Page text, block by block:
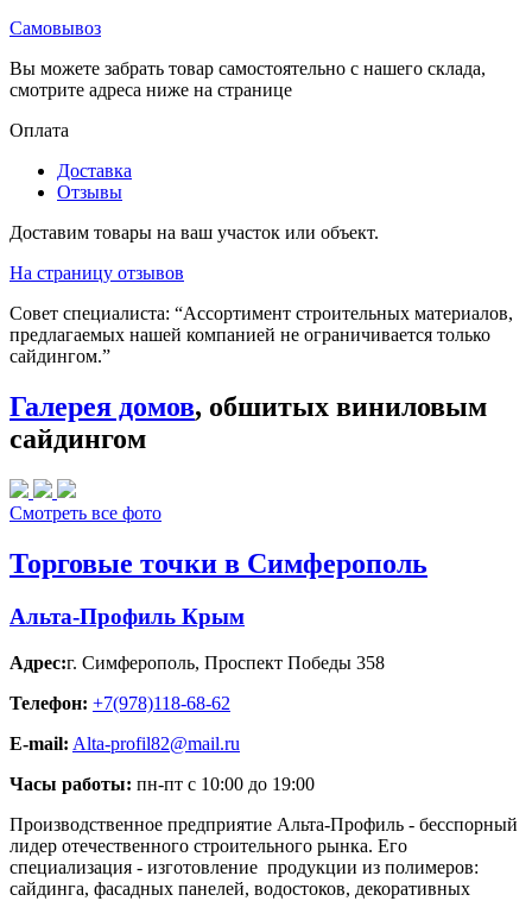
Самовывоз
Вы можете забрать товар самостоятельно с нашего склада,
смотрите адреса ниже на странице
Оплата
Доставка
Отзывы
Доставим товары на ваш участок или объект.
На страницу отзывов
Совет специалиста: “Ассортимент строительных материалов,
предлагаемых нашей компанией не ограничивается только
сайдингом.”
Галерея домов, обшитых виниловым
сайдингом
Смотреть все фото
Торговые точки в Симферополь
Альта-Профиль Крым
Адрес:г. Симферополь, Проспект Победы 358
Телефон: +7(978)118-68-62
E-mail: Alta-profil82@mail.ru
Часы работы: пн-пт с 10:00 до 19:00
Производственное предприятие Альта-Профиль - бесспорный
лидер отечественного строительного рынка. Его
специализация - изготовление продукции из полимеров:
сайдинга, фасадных панелей, водостоков, декоративных